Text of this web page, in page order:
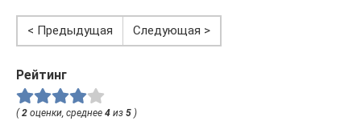
< Предыдущая Следующая >
Рейтинг
(2 оценки, среднее 4 из 5 )